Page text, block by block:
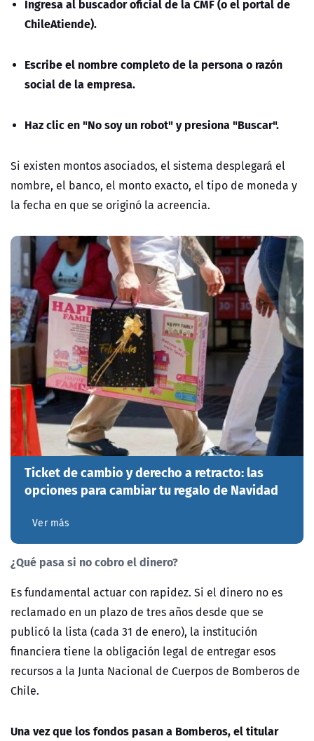
Ingresa al buscador oficial de la CMF (o el portal de
ChileAtiende).
Escribe el nombre completo de la persona o razón
social de la empresa.
Haz clic en "No soy un robot" y presiona "Buscar".
Si existen montos asociados, el sistema desplegará el
nombre, el banco, el monto exacto, el tipo de moneda y
la fecha en que se originó la acreencia.
Ticket de cambio y derecho a retracto: las
opciones para cambiar tu regalo de Navidad
Ver más
¿Qué pasa si no cobro el dinero?
Es fundamental actuar con rapidez. Si el dinero no es
reclamado en un plazo de tres años desde que se
publicó la lista (cada 31 de enero), la institución
financiera tiene la obligación legal de entregar esos
recursos a la Junta Nacional de Cuerpos de Bomberos de
Chile.
Una vez que los fondos pasan a Bomberos, el titular